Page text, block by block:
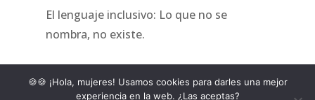
El lenguaje inclusivo: Lo que no se
nombra, no existe.
🍪🍪 ¡Hola, mujeres! Usamos cookies para darles una mejor
experiencia en la web. ¿Las aceptas?